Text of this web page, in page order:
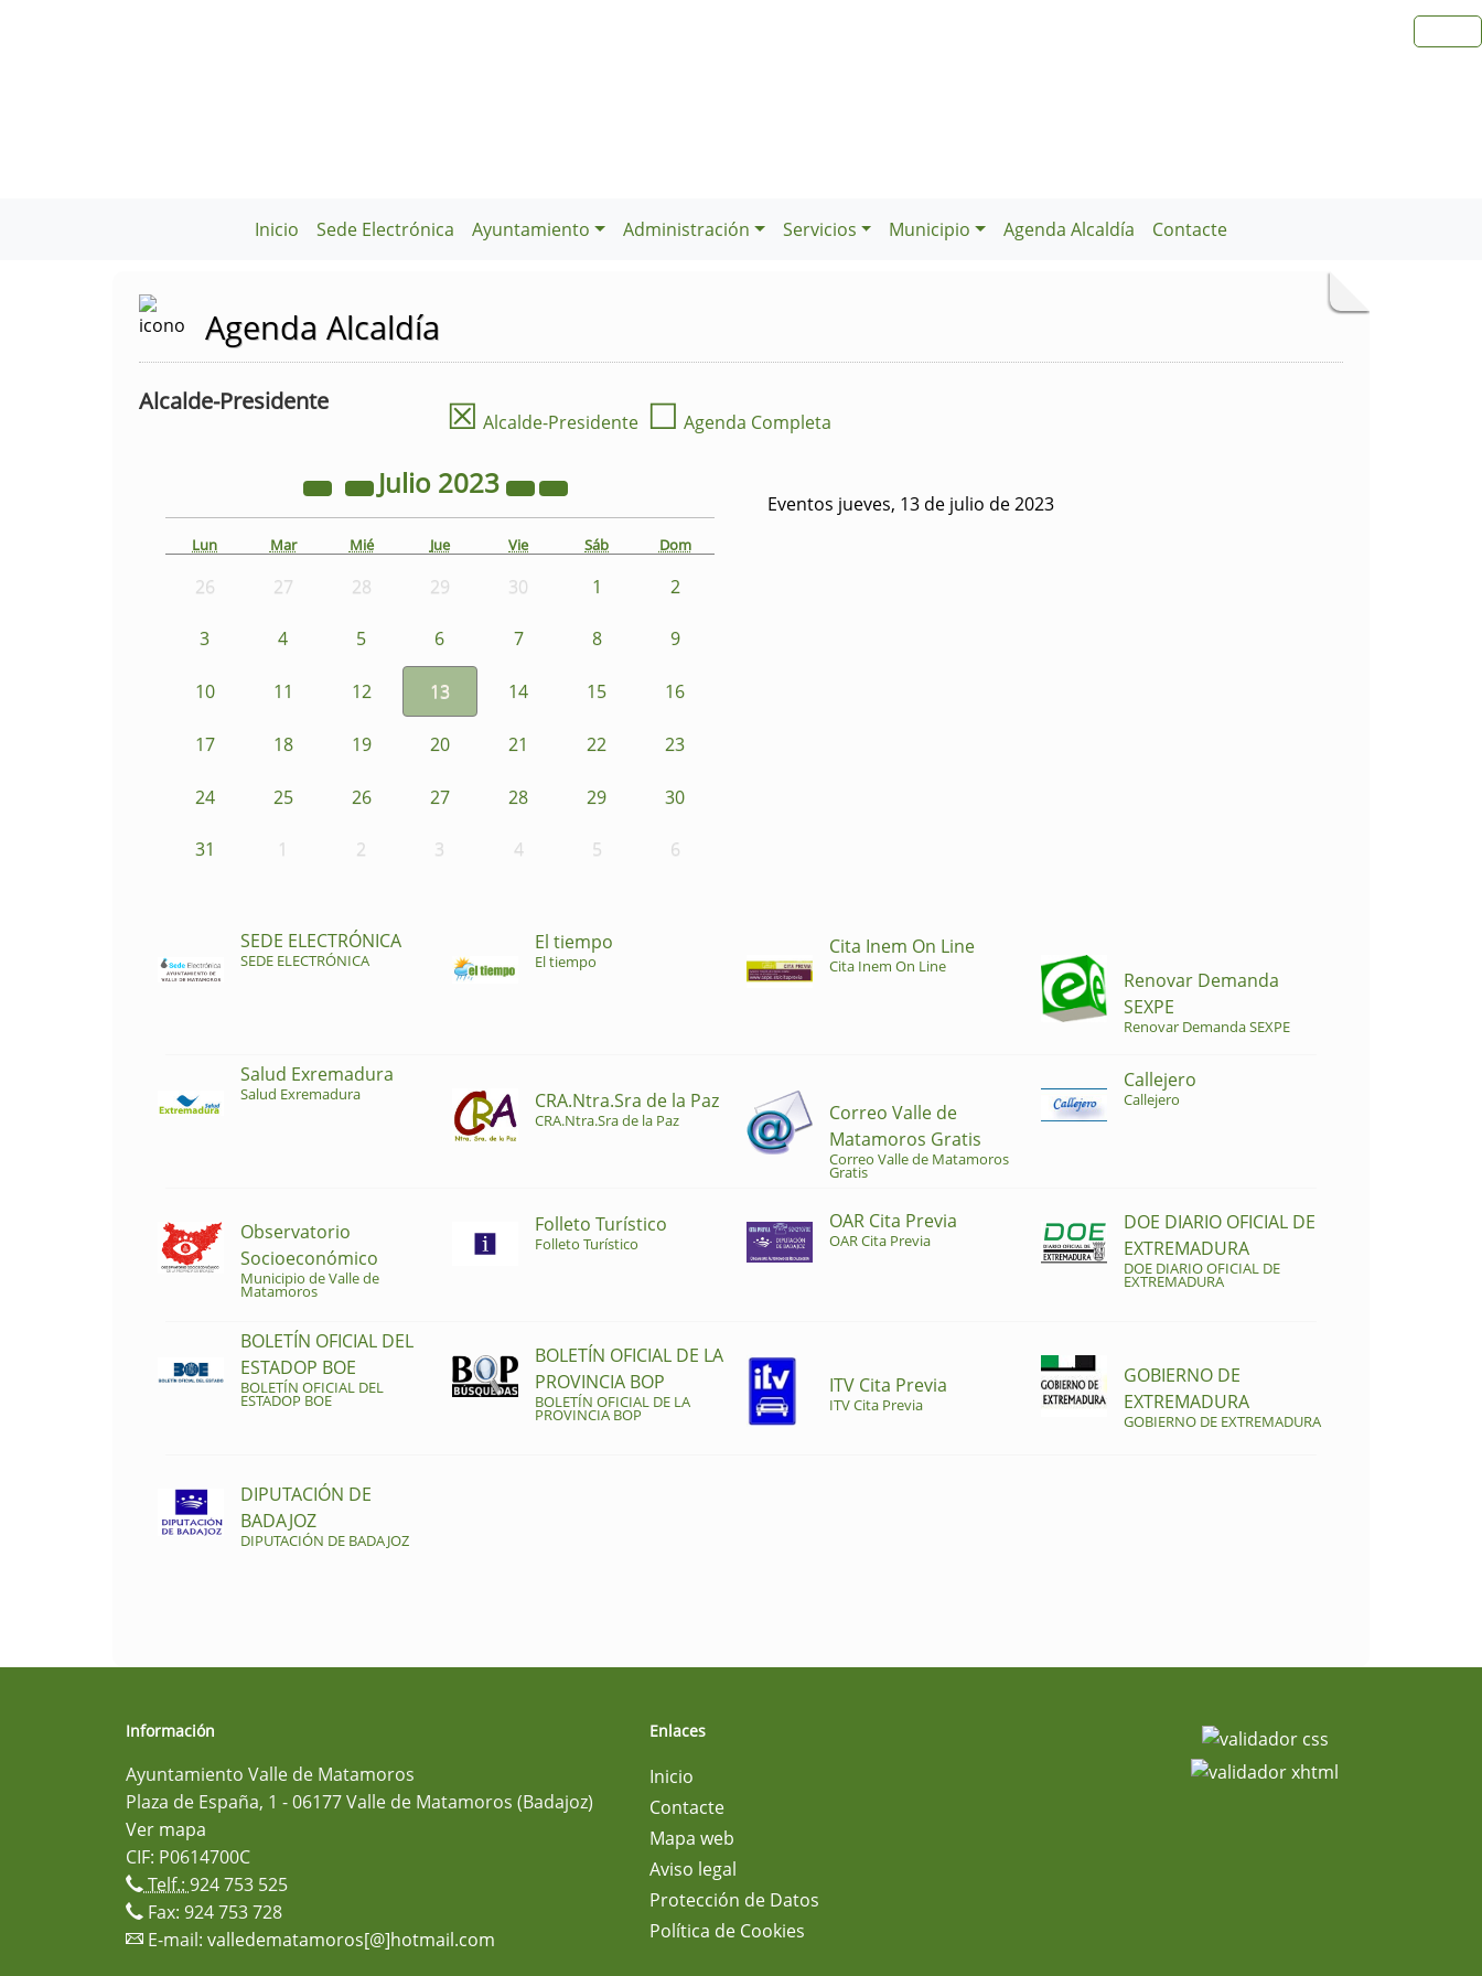
Inicio Sede Electrónica Ayuntamiento Administración Servicios Municipio Agenda Alcaldía Contacte
Agenda Alcaldía
Alcalde-Presidente ☒ Alcalde-Presidente ☐ Agenda Completa
Julio 2023
Lun Mar Mié Jue Vie Sáb Dom
26 27 28 29 30 1 2
3 4 5 6 7 8 9
10 11 12 13 14 15 16
17 18 19 20 21 22 23
24 25 26 27 28 29 30
31 1 2 3 4 5 6
Eventos jueves, 13 de julio de 2023
SEDE ELECTRÓNICA
SEDE ELECTRÓNICA
El tiempo
El tiempo
Cita Inem On Line
Cita Inem On Line
Renovar Demanda
SEXPE
Renovar Demanda SEXPE
Salud Exremadura
Salud Exremadura CRA.Ntra.Sra de la Paz
CRA.Ntra.Sra de la Paz
Correo Valle de
Matamoros Gratis
Correo Valle de Matamoros
Gratis
Callejero
Callejero
Observatorio
Socioeconómico
Municipio de Valle de
Matamoros
Folleto Turístico
Folleto Turístico
OAR Cita Previa
OAR Cita Previa
DOE DIARIO OFICIAL DE
EXTREMADURA
DOE DIARIO OFICIAL DE
EXTREMADURA
BOLETÍN OFICIAL DEL
ESTADOP BOE
BOLETÍN OFICIAL DEL
ESTADOP BOE
BOLETÍN OFICIAL DE LA
PROVINCIA BOP
BOLETÍN OFICIAL DE LA
PROVINCIA BOP
ITV Cita Previa
ITV Cita Previa
GOBIERNO DE
EXTREMADURA
GOBIERNO DE EXTREMADURA
DIPUTACIÓN DE
BADAJOZ
DIPUTACIÓN DE BADAJOZ
Información
Ayuntamiento Valle de Matamoros
Plaza de España, 1 - 06177 Valle de Matamoros (Badajoz)
Ver mapa
CIF: P0614700C
Telf.: 924 753 525
Fax: 924 753 728
E-mail: valledematamoros[@]hotmail.com
Enlaces
Inicio
Contacte
Mapa web
Aviso legal
Protección de Datos
Política de Cookies